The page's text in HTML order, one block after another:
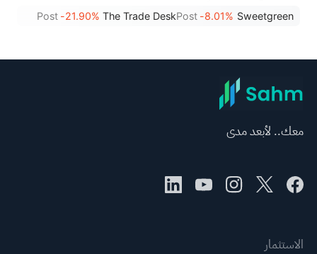
الأسهم الكبيرة التي شهدت انخفاضًا
Sweetgreen
-8.01%
Post
The Trade Desk
-21.90%
Post
معك.. لأبعد مدى
الاستثمار